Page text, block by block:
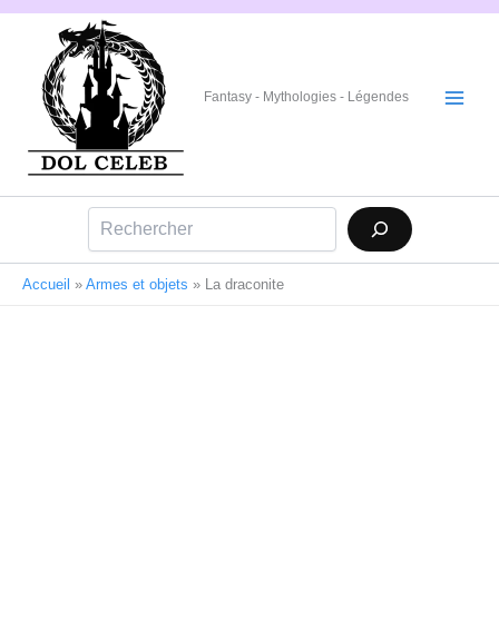
Aller
Fantasy - Mythologies - Légendes
Accueil » Armes et objets » La draconite